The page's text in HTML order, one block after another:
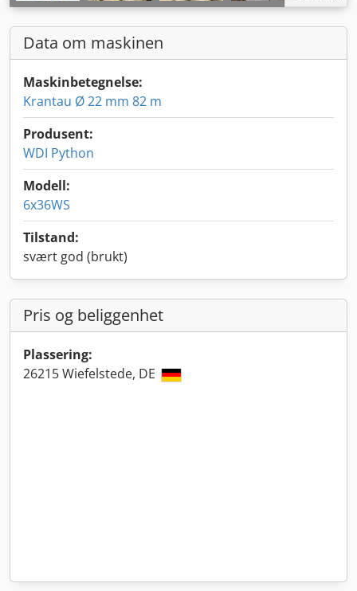
Data om maskinen
Maskinbetegnelse:
Krantau Ø 22 mm 82 m
Produsent:
WDI Python
Modell:
6x36WS
Tilstand:
svært god (brukt)
Pris og beliggenhet
Plassering:
26215 Wiefelstede, DE